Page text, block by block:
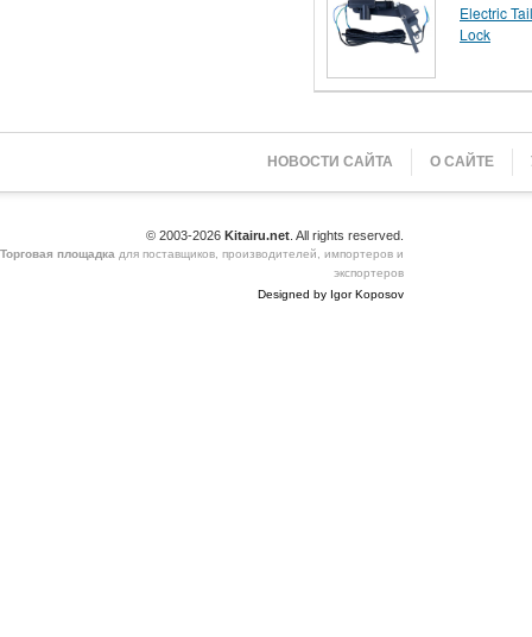
Electric
Lock
НОВОСТИ САЙТА О САЙТЕ
© 2003-2026 Kitairu.net . All rights reserved.
Торговая площадка для поставщиков, производителей, импортеров и
экспортеров
Designed by Igor Koposov